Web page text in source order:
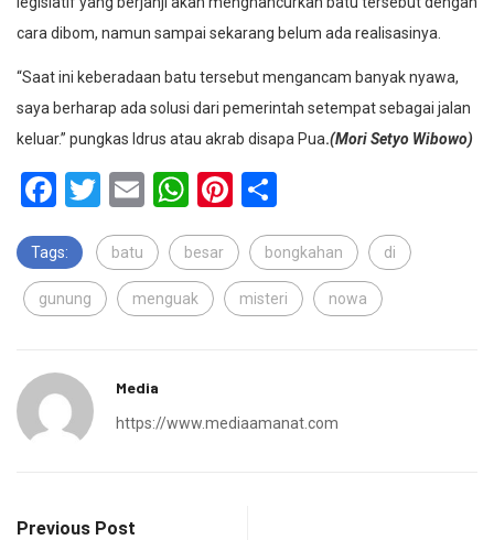
cara dibom, namun sampai sekarang belum ada realisasinya.
“Saat ini keberadaan batu tersebut mengancam banyak nyawa,
saya berharap ada solusi dari pemerintah setempat sebagai jalan
keluar.” pungkas Idrus atau akrab disapa Pua.(Mori Setyo Wibowo)
Facebook
Twitter
EmailWhatsApp
Pinterest
Tags: batu besar bongkahan di
gunung menguak misteri nowa
Media
https://www.mediaamanat.com
Previous Post